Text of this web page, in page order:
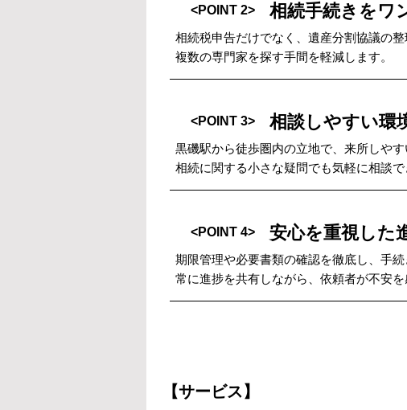
<POINT 2> 相続手続きをワ
相続税申告だけでなく、遺産分割協議の
複数の専門家を探す手間を軽減します。
<POINT 3> 相談しやすい環
黒磯駅から徒歩圏内の立地で、来所しやす
相続に関する小さな疑問でも気軽に相談で
<POINT 4> 安心を重視した
期限管理や必要書類の確認を徹底し、手続
常に進捗を共有しながら、依頼者が不安
【サービス】